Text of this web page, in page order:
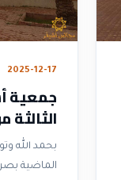
2025-12-17
جمعية
لعام ٢٠٢٥م
بحمد الله